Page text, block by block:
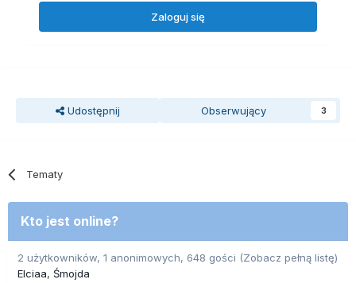
Zaloguj się
Udostępnij Obserwujący 3
Tematy
Kto jest online?
2 użytkowników, 1 anonimowych, 648 gości (Zobacz pełną listę)
Elciaa Śmojda